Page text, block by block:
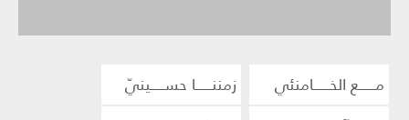
مــــــع الخــــــامنئي
زمننــــــا حســـــينيّ